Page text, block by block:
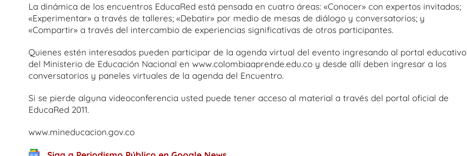
La dinámica de los encuentros EducaRed está pensada en cuatro áreas: «Conocer» con expertos invitados;
«Experimentar» a través de talleres; «Debatir» por medio de mesas de diálogo y conversatorios; y
«Compartir» a través del intercambio de experiencias significativas de otros participantes.
Quienes estén interesados pueden participar de la agenda virtual del evento ingresando al portal educativo
del Ministerio de Educación Nacional en www.colombiaaprende.edu.co y desde allí deben ingresar a los
conversatorios y paneles virtuales de la agenda del Encuentro.
Si se pierde alguna videoconferencia usted puede tener acceso al material a través del portal oficial de
EducaRed 2011.
www.mineducacion.gov.co